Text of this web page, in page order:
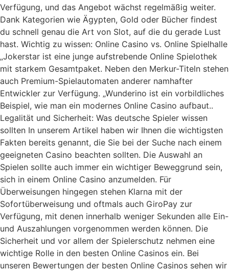
Verfügung, und das Angebot wächst regelmäßig weiter.
Dank Kategorien wie Ägypten, Gold oder Bücher findest
du schnell genau die Art von Slot, auf die du gerade Lust
hast. Wichtig zu wissen: Online Casino vs. Online Spielhalle
„Jokerstar ist eine junge aufstrebende Online Spielothek
mit starkem Gesamtpaket. Neben den Merkur-Titeln stehen
auch Premium-Spielautomaten anderer namhafter
Entwickler zur Verfügung. „Wunderino ist ein vorbildliches
Beispiel, wie man ein modernes Online Casino aufbaut..
Legalität und Sicherheit: Was deutsche Spieler wissen
sollten In unserem Artikel haben wir Ihnen die wichtigsten
Fakten bereits genannt, die Sie bei der Suche nach einem
geeigneten Casino beachten sollten. Die Auswahl an
Spielen sollte auch immer ein wichtiger Beweggrund sein,
sich in einem Online Casino anzumelden. Für
Überweisungen hingegen stehen Klarna mit der
Sofortüberweisung und oftmals auch GiroPay zur
Verfügung, mit denen innerhalb weniger Sekunden alle Ein-
und Auszahlungen vorgenommen werden können. Die
Sicherheit und vor allem der Spielerschutz nehmen eine
wichtige Rolle in den besten Online Casinos ein. Bei
unseren Bewertungen der besten Online Casinos sehen wir